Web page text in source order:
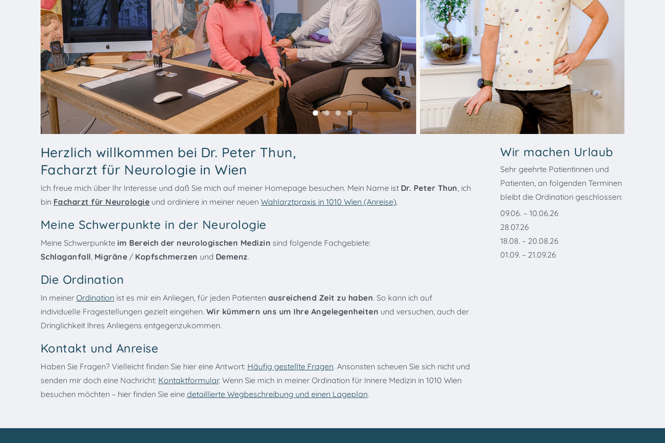
Herzlich willkommen bei Dr. Peter Thun,
Facharzt für Neurologie in Wien
Ich freue mich über Ihr Interesse und daß Sie mich auf meiner Homepage besuchen. Mein Name ist Dr. Peter Thun, ich
bin Facharzt für Neurologie und ordiniere in meiner neuenWahlarztpraxis in 1010 Wien (Anreise).
Meine Schwerpunkte in der Neurologie
Meine Schwerpunkte im Bereich der neurologischen Medizin sind folgende Fachgebiete:
Schlaganfall, Migräne / Kopfschmerzen und Demenz.
Die Ordination
In meiner Ordination ist es mir ein Anliegen, für jeden Patienten ausreichend Zeit zu haben. So kann ich auf
individuelle Fragestellungen gezielt eingehen. Wir kümmern uns um Ihre Angelegenheiten und versuchen, auch der
Dringlichkeit Ihres Anliegens entgegenzukommen.
Kontakt und Anreise
Haben Sie Fragen? Vielleicht finden Sie hier eine Antwort: Häufig gestellte Fragen. Ansonsten scheuen Sie sich nicht und
senden mir doch eine Nachricht: Kontaktformular. Wenn Sie mich in meiner Ordination für Innere Medizin in 1010 Wien
besuchen möchten – hier finden Sie eine detaillierte Wegbeschreibung und einen Lageplan.
Wir machen Urlaub
Sehr geehrte Patientinnen und
Patienten, an folgenden Terminen
bleibt die Ordination geschlossen:
09.06. – 10.06.26
28.07.26
18.08. – 20.08.26
01.09. – 21.09.26